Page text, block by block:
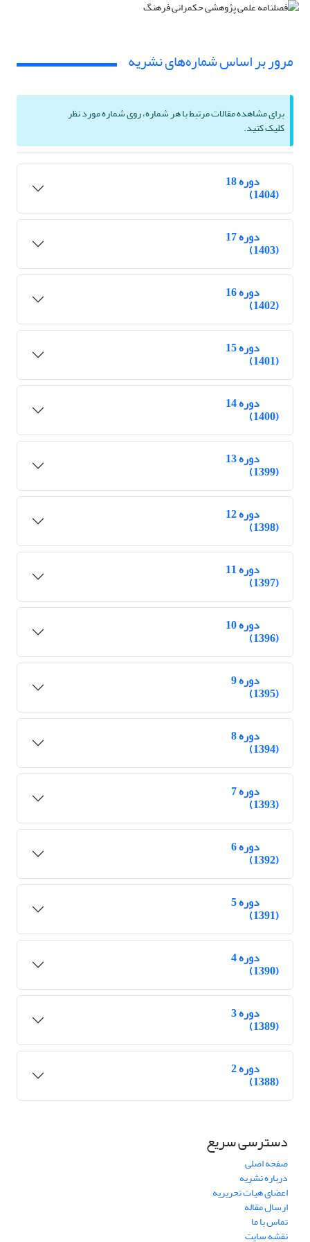
مرور بر اساس شماره‌های نشریه
برای مشاهده مقالات مرتبط با هر شماره، روی شماره مورد نظر
کلیک کنید.
دوره 18
(1404)
دوره 17
(1403)
دوره 16
(1402)
دوره 15
(1401)
دوره 14
(1400)
دوره 13
(1399)
دوره 12
(1398)
دوره 11
(1397)
دوره 10
(1396)
دوره 9
(1395)
دوره 8
(1394)
دوره 7
(1393)
دوره 6
(1392)
دوره 5
(1391)
دوره 4
(1390)
دوره 3
(1389)
دوره 2
(1388)
دسترسی سریع
صفحه اصلی
درباره نشریه
اعضای هیات تحریریه
ارسال مقاله
تماس با ما
نقشه سایت